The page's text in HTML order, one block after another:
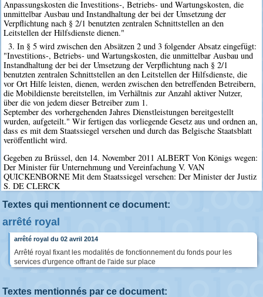
Anpassungskosten die Investitions-, Betriebs- und Wartungskosten, die
unmittelbar Ausbau und Instandhaltung der bei der Umsetzung der
Verpflichtung nach § 2/1 benutzten zentralen Schnittstellen an den
Leitstellen der Hilfsdienste dienen."
3. In § 5 wird zwischen den Absätzen 2 und 3 folgender Absatz eingefügt:
"Investitions-, Betriebs- und Wartungskosten, die unmittelbar Ausbau und
Instandhaltung der bei der Umsetzung der Verpflichtung nach § 2/1
benutzten zentralen Schnittstellen an den Leitstellen der Hilfsdienste, die
vor Ort Hilfe leisten, dienen, werden zwischen den betreffenden Betreibern,
die Mobildienste bereitstellen, im Verhältnis zur Anzahl aktiver Nutzer,
über die von jedem dieser Betreiber zum 1.
September des vorhergehenden Jahres Dienstleistungen bereitgestellt
wurden, aufgeteilt." Wir fertigen das vorliegende Gesetz aus und ordnen an,
dass es mit dem Staatssiegel versehen und durch das Belgische Staatsblatt
veröffentlicht wird.
Gegeben zu Brüssel, den 14. November 2011 ALBERT Von Königs wegen:
Der Minister für Unternehmung und Vereinfachung V. VAN
QUICKENBORNE Mit dem Staatssiegel versehen: Der Minister der Justiz
S. DE CLERCK
Textes qui mentionnent ce document:
arrêté royal
arrêté royal du 02 avril 2014
Arrêté royal fixant les modalités de fonctionnement du fonds pour les
services d'urgence offrant de l'aide sur place
Textes mentionnés par ce document: